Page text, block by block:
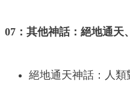
07：其他神話：絕地通天
絕地通天神話：人類